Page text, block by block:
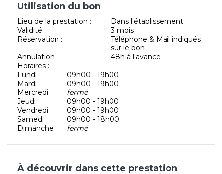
Utilisation du bon
Lieu de la prestation :
Dans l'établissement
Validité :
3 mois
Réservation :
Téléphone & Mail indiqués
sur le bon
Annulation :
48h à l'avance
Horaires :
Lundi
09h00 - 19h00
Mardi
09h00 - 19h00
Mercredi
fermé
Jeudi
09h00 - 19h00
Vendredi
09h00 - 19h00
Samedi
09h00 - 18h00
Dimanche
fermé
À découvrir dans cette prestation